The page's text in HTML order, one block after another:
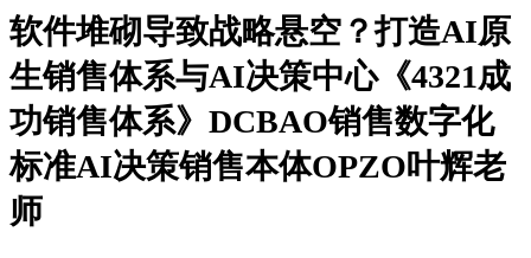
软件堆砌导致战略悬空？打造AI原
生销售体系与AI决策中心《4321成
功销售体系》DCBAO销售数字化
标准AI决策销售本体OPZO叶辉老
师